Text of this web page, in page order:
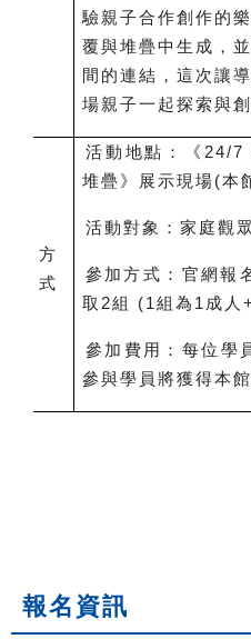
驗親子合作創作的
覆與堆疊中生成，
間的連結，這次讓
場親子一起探索與
方
式
活動地點：《24/7
堆疊》展示現場(本
活動對象：家庭觀
參加方式：官網報
取2組 (1組為1成人
參加費用：每位學
參與學員將獲得本
報名資訊